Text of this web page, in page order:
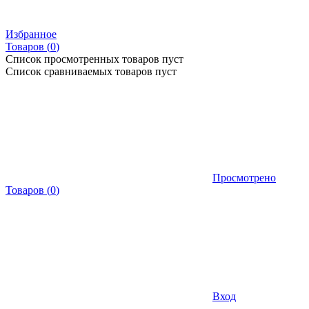
Избранное
Товаров (0)
Список просмотренных товаров пуст
Список сравниваемых товаров пуст
Просмотрено
Товаров (0)
Вход